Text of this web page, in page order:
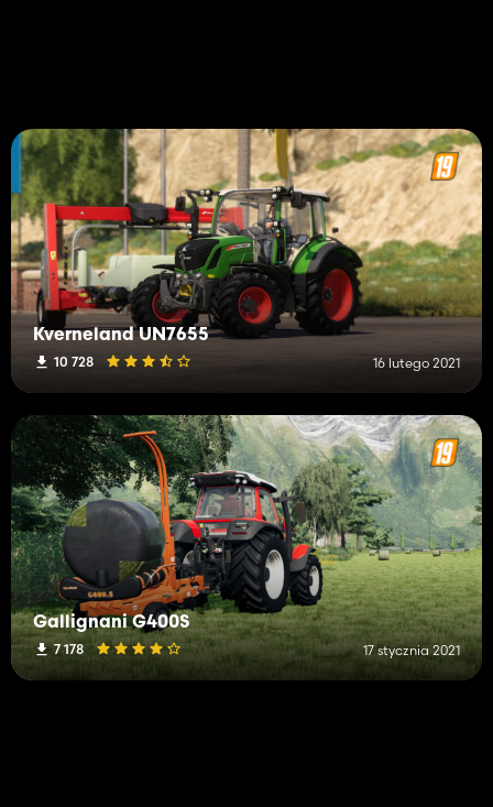
Kverneland UN7655
10 728 16 lutego 2021
Gallignani G400S
7 178 17 stycznia 2021